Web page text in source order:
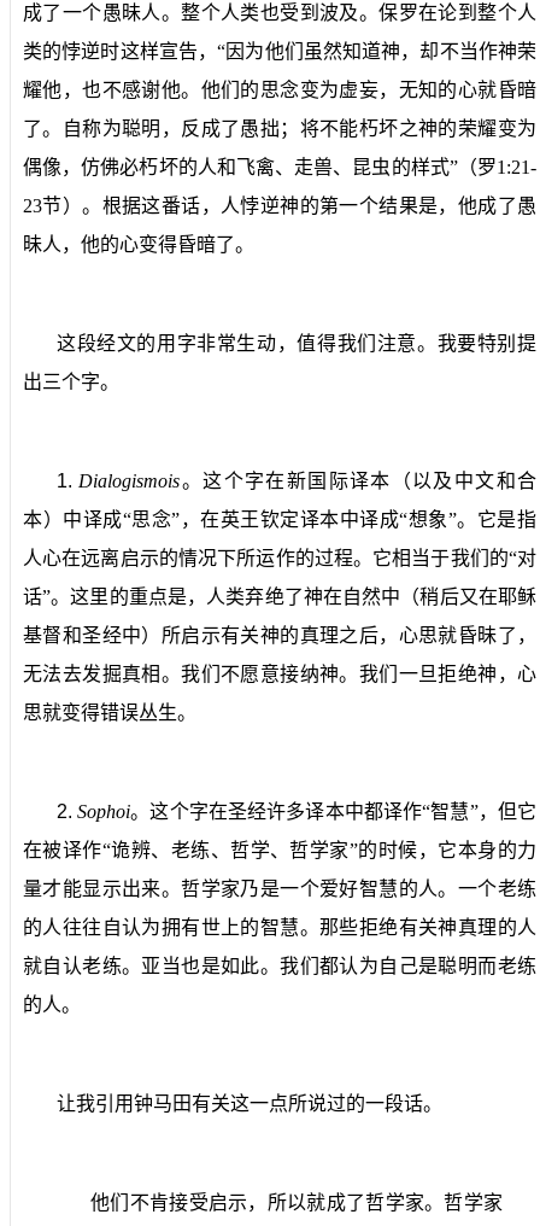
成了一个愚昧人。整个人类也受到波及。保罗在论到整个人
类的悖逆时这样宣告，“因为他们虽然知道神，却不当作神荣
耀他，也不感谢他。他们的思念变为虚妄，无知的心就昏暗
了。自称为聪明，反成了愚拙；将不能朽坏之神的荣耀变为
偶像，仿佛必朽坏的人和飞禽、走兽、昆虫的样式”（罗1:21-
23节）。根据这番话，人悖逆神的第一个结果是，他成了愚
昧人，他的心变得昏暗了。
这段经文的用字非常生动，值得我们注意。我要特别提
出三个字。
1. Dialogismois。这个字在新国际译本（以及中文和合
本）中译成“思念”，在英王钦定译本中译成“想象”。它是指
人心在远离启示的情况下所运作的过程。它相当于我们的“对
话”。这里的重点是，人类弃绝了神在自然中（稍后又在耶稣
基督和圣经中）所启示有关神的真理之后，心思就昏昧了，
无法去发掘真相。我们不愿意接纳神。我们一旦拒绝神，心
思就变得错误丛生。
2.Sophoi。这个字在圣经许多译本中都译作“智慧”，但它
在被译作“诡辨、老练、哲学、哲学家”的时候，它本身的力
量才能显示出来。哲学家乃是一个爱好智慧的人。一个老练
的人往往自认为拥有世上的智慧。那些拒绝有关神真理的人
就自认老练。亚当也是如此。我们都认为自己是聪明而老练
的人。
让我引用钟马田有关这一点所说过的一段话。
他们不肯接受启示，所以就成了哲学家。哲学家